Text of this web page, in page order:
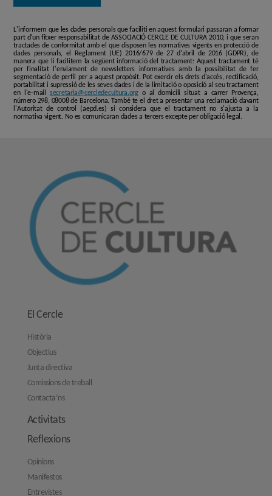
L'informem que les dades personals que faciliti en aquest formulari passaran a formar
part d'un fitxer responsabilitat de ASSOCIACIÓ CERCLE DE CULTURA 2010, i que seran
tractades de conformitat amb el que disposen les normatives vigents en protecció de
dades personals, el Reglament (UE) 2016/679 de 27 d'abril de 2016 (GDPR), de
manera que li facilitem la següent informació del tractament: Aquest tractament té
per finalitat l'enviament de newsletters informatives amb la possibilitat de fer
segmentació de perfil per a aquest propòsit. Pot exercir els drets d'accés, rectificació,
portabilitat i supressió de les seves dades i de la limitació o oposició al seu tractament
en l'e-mail secretaria@cercledecultura.orgo al domicili situat a carrer Provença,
número 298, 08008 de Barcelona. També te el dret a presentar una reclamació davant
l'Autoritat de control (aepd.es) si considera que el tractament no s'ajusta a la
normativa vigent. No es comunicaran dades a tercers excepte per obligació legal.
El Cercle
Història
Objectius
Junta directiva
Comissions de treball
Contacta’ns
Activitats
Reflexions
Opinions
Manifestos
Entrevistes